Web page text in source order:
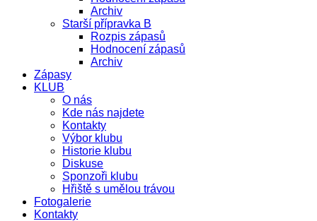
Archiv
Starší přípravka B
Rozpis zápasů
Hodnocení zápasů
Archiv
Zápasy
KLUB
O nás
Kde nás najdete
Kontakty
Výbor klubu
Historie klubu
Diskuse
Sponzoři klubu
Hřiště s umělou trávou
Fotogalerie
Kontakty